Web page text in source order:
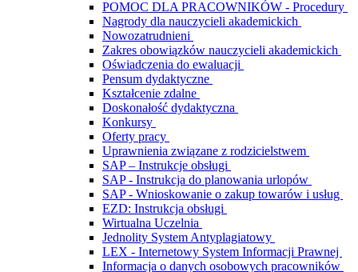
POMOC DLA PRACOWNIKÓW - Procedury
Nagrody dla nauczycieli akademickich
Nowozatrudnieni
Zakres obowiązków nauczycieli akademickich
Oświadczenia do ewaluacji
Pensum dydaktyczne
Kształcenie zdalne
Doskonałość dydaktyczna
Konkursy
Oferty pracy
Uprawnienia związane z rodzicielstwem
SAP – Instrukcje obsługi
SAP - Instrukcja do planowania urlopów
SAP - Wnioskowanie o zakup towarów i usług
EZD: Instrukcja obsługi
Wirtualna Uczelnia
Jednolity System Antyplagiatowy
LEX - Internetowy System Informacji Prawnej
Informacja o danych osobowych pracowników